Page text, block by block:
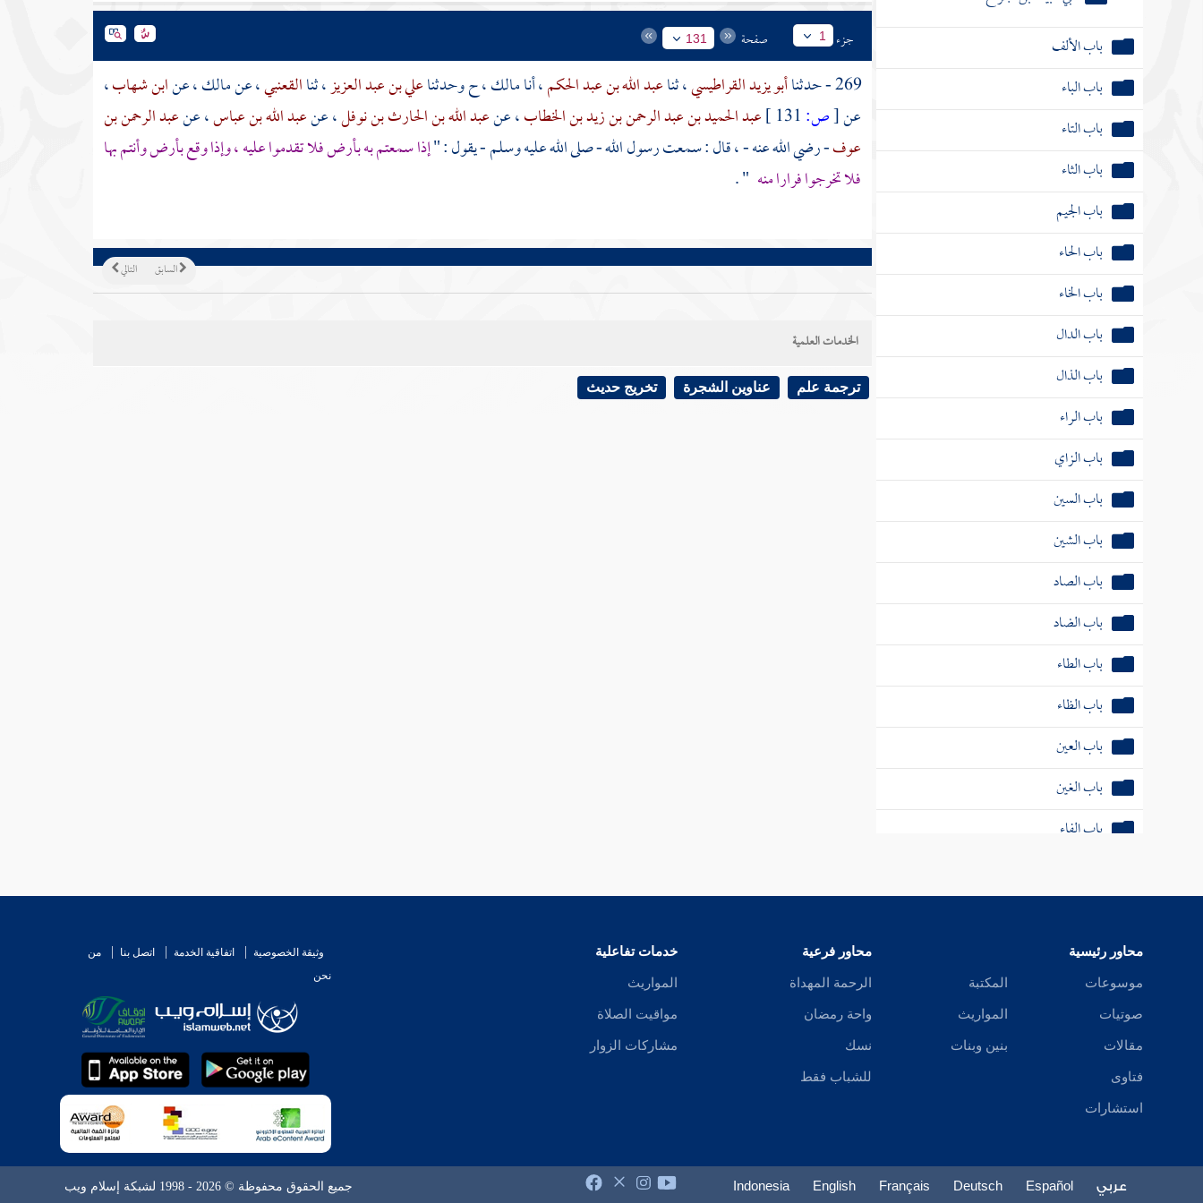
باب الألف
باب الباء
باب التاء
باب الثاء
باب الجيم
باب الحاء
باب الخاء
باب الدال
باب الذال
باب الراء
باب الزاي
باب السين
باب الشين
باب الصاد
باب الضاد
باب الطاء
باب الظاء
باب العين
باب الغين
باب الفاء
باب القاف
باب الميم
باب الياء
مسند من يعرف بالكنى
جزء 1 صفحة 131
269 - حدثنا أبو يزيد القراطيسي، ثناعبد الله بن عبد الحكم، أنامالك، ح وحدثناعلي بن عبد العزيز، ثناالقعنبي، عنمالك، عنابن شهاب،
عن[ص: عبد الحميد بن عبد الرحمن بن زيد بن الخطاب، عنعبد الله بن الحارث بن نوفل، عنعبد الله بن عباس، عنعبد الرحمن بن
عوف- رضي الله عنه - ، قال : سمعت رسول الله - صلى الله عليه وسلم - يقول : "إذا سمعتم به بأرض فلا تقدموا عليه ، وإذا وقع بأرض وأنتم بها
فلا تخرجوا فرارا منه " .
التالي السابق
الخدمات العلمية
ترجمة علم عناوين الشجرة تخريج حديث
محاور رئيسية
موسوعات
صوتيات
مقالات
فتاوى
استشارات
المكتبة
المواريث
بنين وبنات
محاور فرعية
الرحمة المهداة
واحة رمضان
نسك
للشباب فقط
خدمات تفاعلية
المواريث
مواقيت الصلاة
مشاركات الزوار
وثيقة الخصوصية اتفاقية الخدمة اتصل بنا
من
نحن
عربي Español
Deutsch
Français
English
Indonesia جميع الحقوق محفوظة © 2026 - 1998 لشبكة إسلام ويب